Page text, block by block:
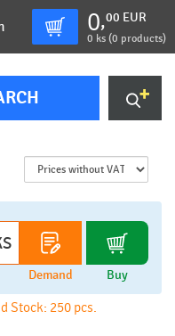
0,00 EUR
0 ks (0 products)
Demand Buy
Stock: 250 pcs.